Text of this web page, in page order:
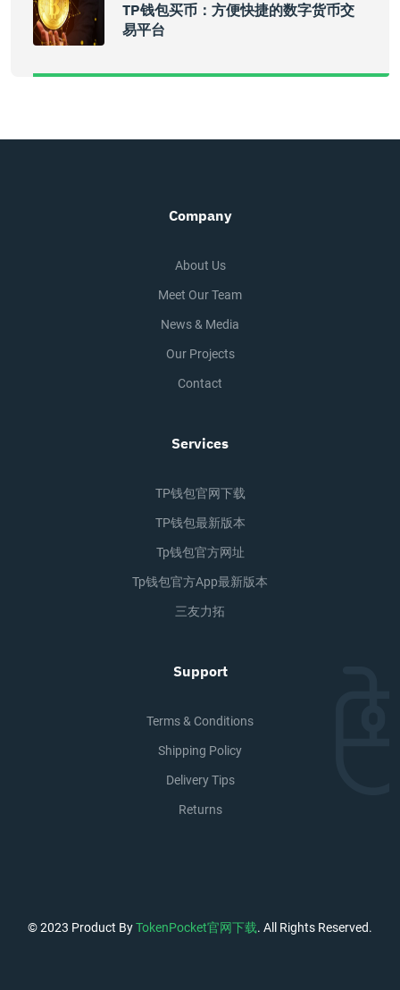
TP钱包买币：方便快捷的数字货币交
易平台
Company
About Us
Meet Our Team
News & Media
Our Projects
Contact
Services
TP钱包官网下载
TP钱包最新版本
Tp钱包官方网址
Tp钱包官方app最新版本
三友力拓
Support
Terms & Conditions
Shipping Policy
Delivery Tips
Returns
© 2023 Product ByTokenPocket官网下载. All Rights Reserved.